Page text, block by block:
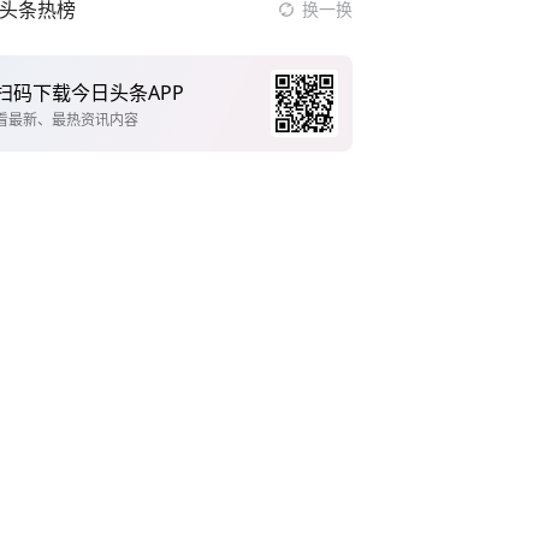
头条热榜 换一换
码下载今日头条APP
最新、最热资讯内容